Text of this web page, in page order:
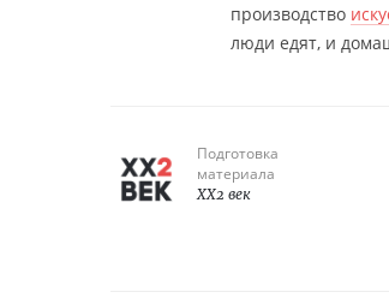
производство
люди едят, и
Подготовка
материала
XX2 век